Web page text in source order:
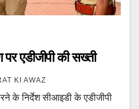
एडीजीपी की सख्ती
KI AWAZ
के निर्देश सीआइडी के एडीजीपी